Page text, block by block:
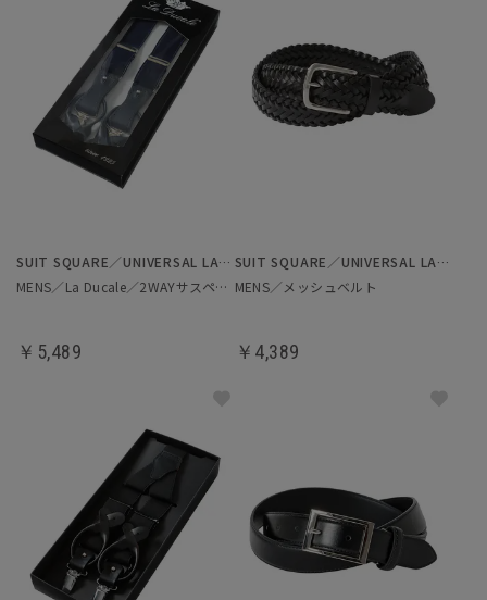
SUIT SQUARE／UNIVERSAL LANGUAGE
MENS／La Ducale／2WAYサスペンダー
￥5,489
SUIT SQUARE／UNIVERSAL LANGUAGE
MENS／メッシュベルト
￥4,389